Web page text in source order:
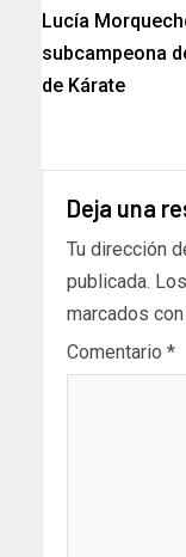
Lucía
subcampeona
de Kárate
Deja una
Tu dirección
publicada.
marcados con
Comentario *